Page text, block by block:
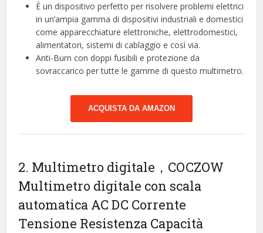
È un dispositivo perfetto per risolvere problemi elettrici
in un’ampia gamma di dispositivi industriali e domestici
come apparecchiature elettroniche, elettrodomestici,
alimentatori, sistemi di cablaggio e così via.
Anti-Burn con doppi fusibili e protezione da
sovraccarico per tutte le gamme di questo multimetro.
ACQUISTA DA AMAZON
2. Multimetro digitale，COCZOW
Multimetro digitale con scala
automatica AC DC Corrente
Tensione Resistenza Capacità